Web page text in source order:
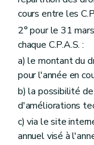
cours entre les
2° pour le 31
chaque C.P.A.S. :
a) le montant du
pour l'année en
b) la possibilité
d'améliorations
c) via le site
annuel visé à